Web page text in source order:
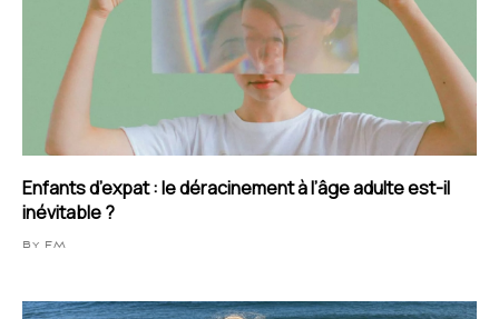
Enfants d’expat : le déracinement à l’âge adulte est-il
inévitable ?
By FM